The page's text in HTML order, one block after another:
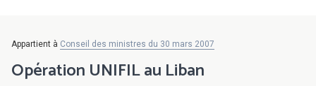
Appartient à Conseil des ministres du 30 mars 2007
Opération UNIFIL au Liban